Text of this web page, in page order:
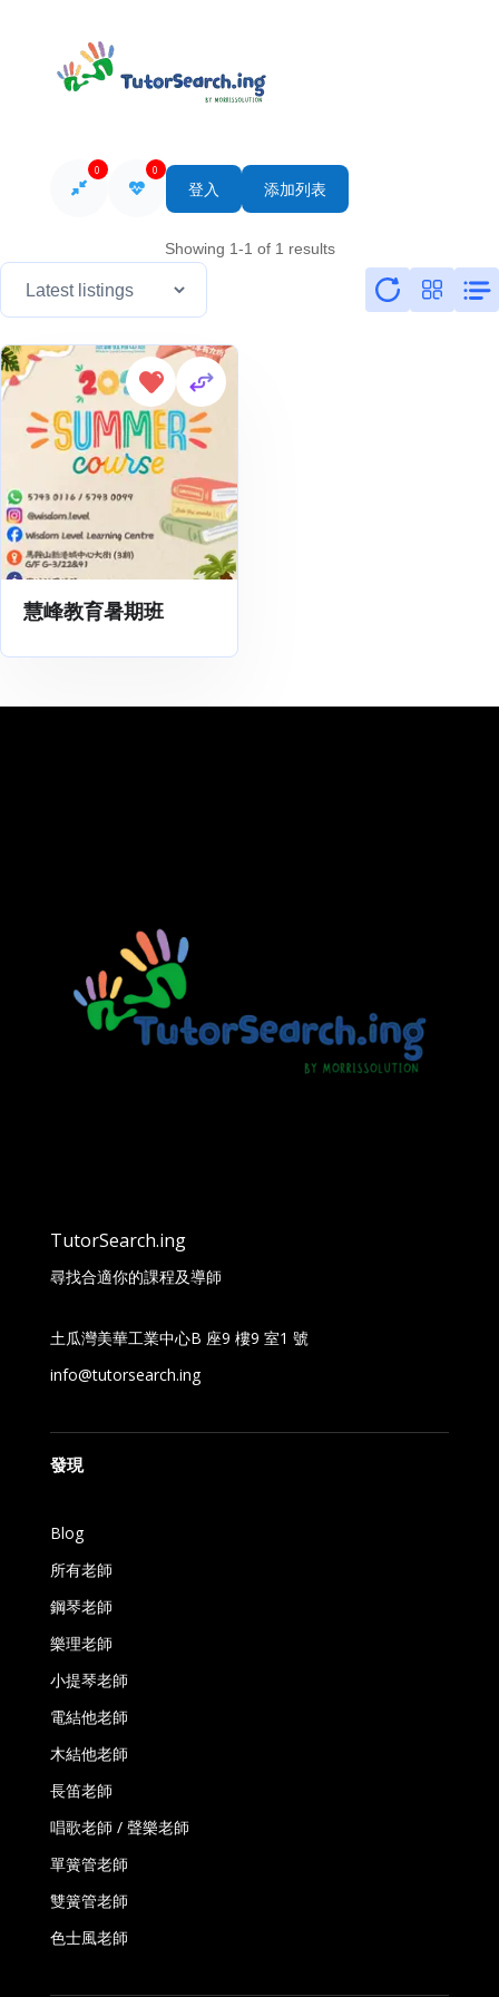
0 0
登入 添加列表
Showing 1-1 of 1 results
慧峰教育暑期班
TutorSearch.ing
尋找合適你的課程及導師
土瓜灣美華工業中心B 座9 樓9 室1 號
info@tutorsearch.ing
發現
Blog
所有老師
鋼琴老師
樂理老師
小提琴老師
電結他老師
木結他老師
長笛老師
唱歌老師 / 聲樂老師
單簧管老師
雙簧管老師
色士風老師